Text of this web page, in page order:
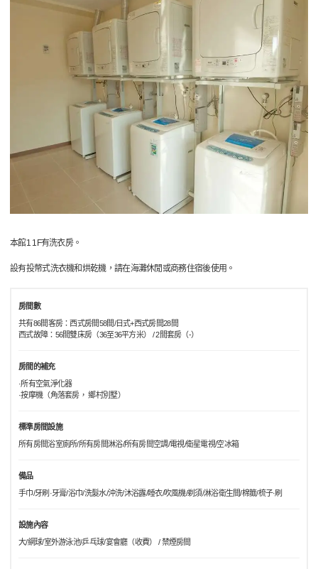
本館1 1F有洗衣房。
設有投幣式洗衣機和烘乾機，請在海灘休閒或商務住宿後使用。
房間數
共有86間客房：西式房間58間/日式+西式房間28間
西式故障：56間雙床房（36至36平方米） / 2間套房（-）
房間的補充
·所有空氣淨化器
·按摩機（角落套房， 鄉村別墅）
標準房間設施
所有房間浴室廁所/所有房間淋浴/所有房間空調/電視/衛星電視/空冰箱
備品
手巾/牙刷·牙膏/浴巾/洗髮水/沖洗/沐浴露/睡衣/吹風機/剃須/淋浴衛生間/棉籤/梳子·刷
設施內容
大/網球/室外游泳池/乒乓球/宴會廳（收費） / 禁煙房間